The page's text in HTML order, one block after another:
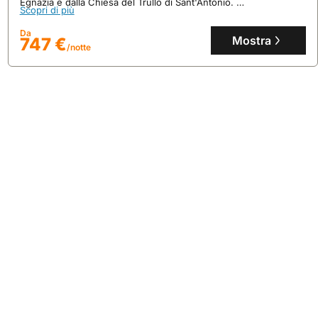
Questa casa vacanze, con una superficie di 70 mq, dispone di 3
camere da letto e 3 bagni per ospitare fino a 6 persone,
arricchita da un giardino privato, piscina e parcheggio gratuito.
Scopri di più
Da
747 €/notte Mostra